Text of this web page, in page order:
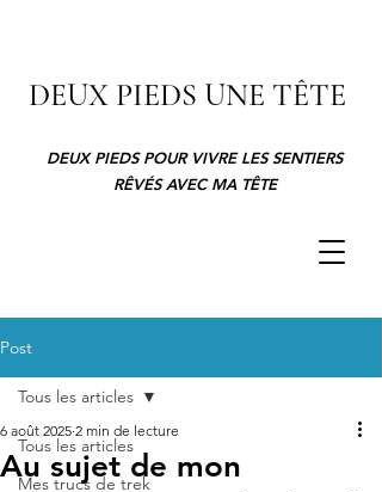
DEUX PIEDS UNE TÊTE
DEUX PIEDS POUR VIVRE LES SENTIERS
RÊVÉS AVEC MA TÊTE
Post
Tous les articles
Mes trucs de trek
Tous les articles
Au sujet de mon
6 août 2025 2 min de lecture